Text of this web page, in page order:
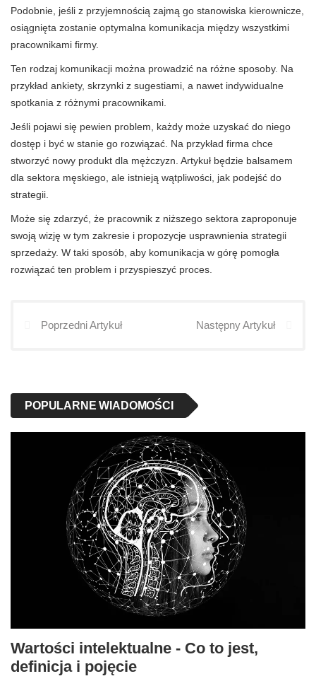
Podobnie, jeśli z przyjemnością zajmą go stanowiska kierownicze,
osiągnięta zostanie optymalna komunikacja między wszystkimi
pracownikami firmy.
Ten rodzaj komunikacji można prowadzić na różne sposoby. Na
przykład ankiety, skrzynki z sugestiami, a nawet indywidualne
spotkania z różnymi pracownikami.
Jeśli pojawi się pewien problem, każdy może uzyskać do niego
dostęp i być w stanie go rozwiązać. Na przykład firma chce
stworzyć nowy produkt dla mężczyzn. Artykuł będzie balsamem
dla sektora męskiego, ale istnieją wątpliwości, jak podejść do
strategii.
Może się zdarzyć, że pracownik z niższego sektora zaproponuje
swoją wizję w tym zakresie i propozycje usprawnienia strategii
sprzedaży. W taki sposób, aby komunikacja w górę pomogła
rozwiązać ten problem i przyspieszyć proces.
Poprzedni Artykuł Następny Artykuł
POPULARNE WIADOMOŚCI
Wartości intelektualne - Co to jest,
definicja i pojęcie